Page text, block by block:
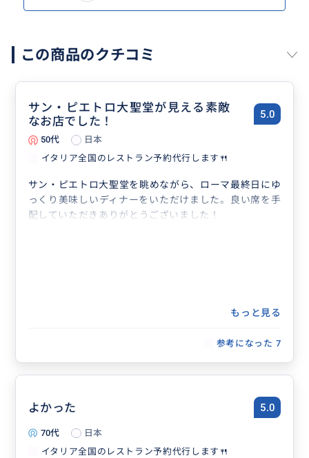
この商品のクチコミ
サン・ピエトロ大聖堂が見える素敵
なお店でした！
5.0
50代
日本
イタリア全国のレストラン予約代行します🍴
サン・ピエトロ大聖堂を眺めながら、ローマ最終日にゆ
っくり美味しいディナーをいただけました。良い席を手
配していただきありがとうございました！
もっと見る
参考になった 7
よかった 5.0
70代
日本
イタリア全国のレストラン予約代行します🍴